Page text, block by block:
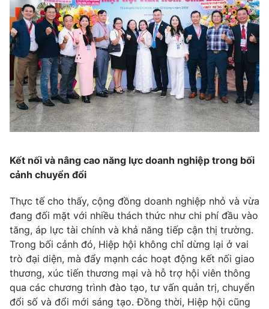
Góc doanh nghiệp
Truyền hình
Phim VTV
Hậu trường
Nhân vật
Khán giả
Giải sao mai
Giải trí
Điện ảnh
Âm nhạc
Sao
Đời sống
Du lịch
Làm đẹp
Chất lượng cuộc sống
Giáo dục
Học trực tuyến
Công nghệ
Hitech Công nghệ tương lai
Sản phẩm
Thị trường
Tư vấn
Lịch phát sóng
Chuyên mục khác
Emagazine Podcast
Kết nối và nâng cao năng lực doanh nghiệp trong bối
cảnh chuyển đổi
Thực tế cho thấy, cộng đồng doanh nghiệp nhỏ và vừa
đang đối mặt với nhiều thách thức như chi phí đầu vào
tăng, áp lực tài chính và khả năng tiếp cận thị trường.
Trong bối cảnh đó, Hiệp hội không chỉ dừng lại ở vai
trò đại diện, mà đẩy mạnh các hoạt động kết nối giao
thương, xúc tiến thương mại và hỗ trợ hội viên thông
qua các chương trình đào tạo, tư vấn quản trị, chuyển
đổi số và đổi mới sáng tạo. Đồng thời, Hiệp hội cũng